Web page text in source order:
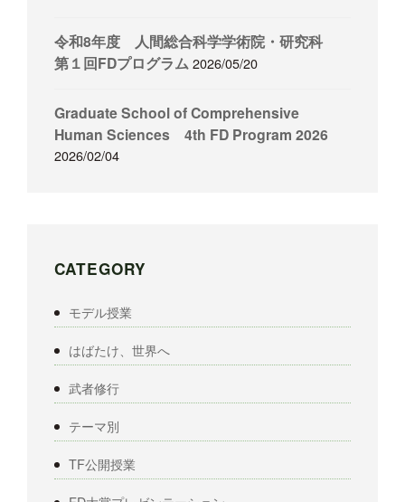
令和8年度 人間総合科学学術院・研究科
第１回FDプログラム2026/05/20
Graduate School of Comprehensive
Human Sciences 4th FD Program 2026
2026/02/04
CATEGORY
モデル授業
はばたけ、世界へ
武者修行
テーマ別
TF公開授業